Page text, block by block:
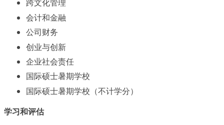
跨文化管理
会计和金融
公司财务
创业与创新
企业社会责任
国际硕士暑期学校
国际硕士暑期学校（不计学分）
学习和评估